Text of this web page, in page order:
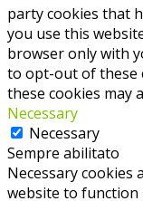
party cookies that
you use this
browser only with
to opt-out of these
these cookies may
Necessary
Necessary
Sempre abilitato
Necessary cookies
website to function